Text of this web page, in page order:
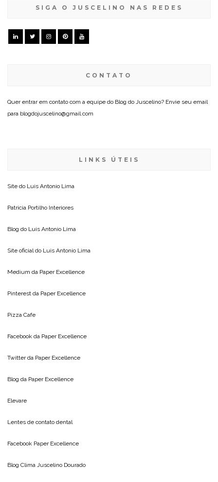
SIGA O JUSCELINO NAS REDES
CONTATO
Quer entrar em contato com a equipe do Blog do Juscelino? Envie seu email
para blogdojuscelino@gmail.com
LINKS ÚTEIS
Site do Luis Antonio Lima
Patricia Portilho Interiores
Blog do Luis Antonio Lima
Site oficial do Luis Antonio Lima
Medium da Paper Excellence
Pinterest da Paper Excellence
Pizza Cafe
Facebook da Paper Excellence
Twitter da Paper Excellence
Blog da Paper Excellence
Elevare
Lentes de contato dental
Facebook Paper Excellence
Blog Clima Juscelino Dourado